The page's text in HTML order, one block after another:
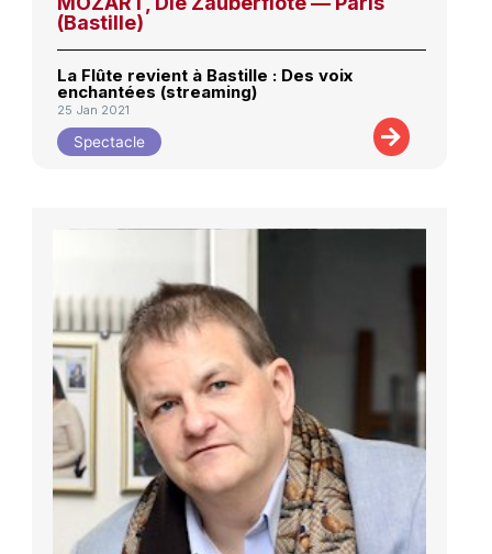
(Bastille)
La Flûte revient à Bastille : Des voix
enchantées (streaming)
25 Jan 2021
Spectacle